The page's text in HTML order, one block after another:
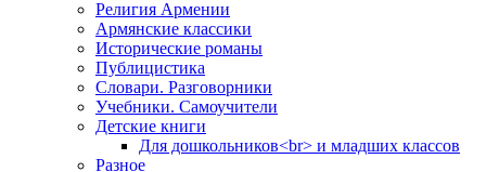
Религия Армении
Армянские классики
Исторические романы
Публицистика
Словари. Разговорники
Учебники. Самоучители
Детские книги
Для дошкольников<br> и младших классов
Разное